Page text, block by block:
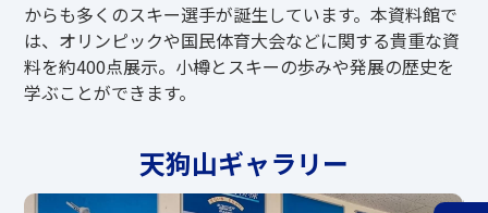
からも多くのスキー選手が誕生しています。本資料館で
は、オリンピックや国民体育大会などに関する貴重な資
料を約400点展示。小樽とスキーの歩みや発展の歴史を
学ぶことができます。
天狗山ギャラリー